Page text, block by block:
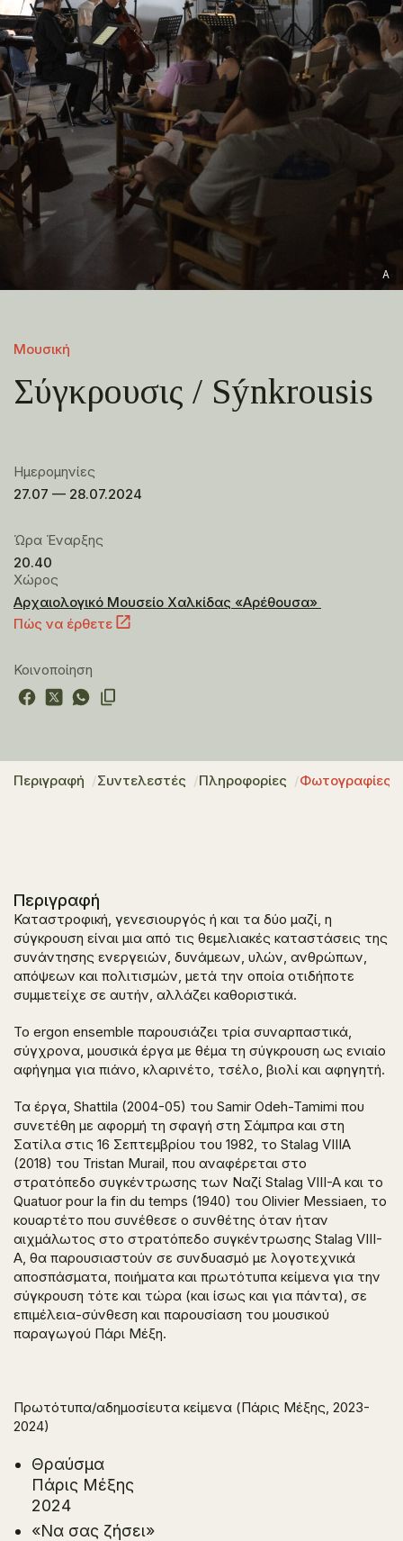
A
Μουσική
Σύγκρουσις / Sýnkrousis
Ημερομηνίες
27.07 — 28.07.2024
Ώρα Έναρξης
20.40
Χώρος
Αρχαιολογικό Μουσείο Χαλκίδας «Αρέθουσα»
Πώς να έρθετε
Κοινοποίηση
Περιγραφή Συντελεστές Πληροφορίες Φωτογραφίες
Περιγραφή
Καταστροφική, γενεσιουργός ή και τα δύο μαζί, η
σύγκρουση είναι μια από τις θεμελιακές καταστάσεις της
συνάντησης ενεργειών, δυνάμεων, υλών, ανθρώπων,
απόψεων και πολιτισμών, μετά την οποία οτιδήποτε
συμμετείχε σε αυτήν, αλλάζει καθοριστικά.
To ergon ensemble παρουσιάζει τρία συναρπαστικά,
σύγχρονα, μουσικά έργα με θέμα τη σύγκρουση ως ενιαίο
αφήγημα για πιάνο, κλαρινέτο, τσέλο, βιολί και αφηγητή.
Τα έργα, Shattila (2004-05) του Samir Odeh-Tamimi που
συνετέθη με αφορμή τη σφαγή στη Σάμπρα και στη
Σατίλα στις 16 Σεπτεμβρίου του 1982, το Stalag VIIIA
(2018) του Tristan Murail, που αναφέρεται στο
στρατόπεδο συγκέντρωσης των Ναζί Stalag VIII-A και το
Quatuor pour la fin du temps (1940) του Olivier Messiaen, το
κουαρτέτο που συνέθεσε ο συνθέτης όταν ήταν
αιχμάλωτος στο στρατόπεδο συγκέντρωσης Stalag VIII-
A, θα παρουσιαστούν σε συνδυασμό με λογοτεχνικά
αποσπάσματα, ποιήματα και πρωτότυπα κείμενα για την
σύγκρουση τότε και τώρα (και ίσως και για πάντα), σε
επιμέλεια-σύνθεση και παρουσίαση του μουσικού
παραγωγού Πάρι Μέξη.
Πρωτότυπα/αδημοσίευτα κείμενα (Πάρις Μέξης, 2023-
2024)
Θραύσμα
Πάρις Μέξης
2024
«Να σας ζήσει»